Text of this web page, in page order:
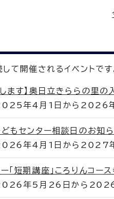
て開催されるイベントです
ます】奥日立きららの里
年4月1日から2026
もセンター相談日のお知
年4月1日から2027
「短期講座」ころりんコー
年5月26日から